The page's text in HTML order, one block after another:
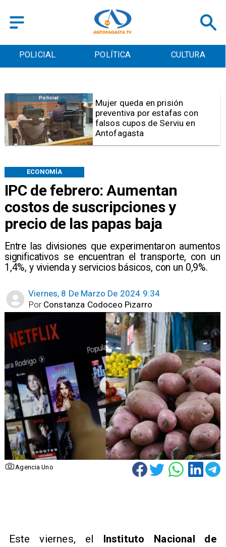
POLICIAL POLÍTICA CULTURA
IPC de febrero: Aumentan
costos de suscripciones y
precio de las papas baja
​Entre las divisiones que experimentaron aumentos
significativos se encuentran el transporte, con un
1,4%, y vivienda y servicios básicos, con un 0,9%.
ECONOMÍA
Viernes, 8 De Marzo De 2024 9:34
Constanza Codoceo Pizarro
Por
Agencia Uno
Videos
Video | Choferes del
TransAntofagasta piden
sistema mixto de pago
​Este viernes, el Instituto Nacional de